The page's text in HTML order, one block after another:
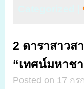
2 ดาราสาวส
“เทศน์มหาช
Posted on 17 ก